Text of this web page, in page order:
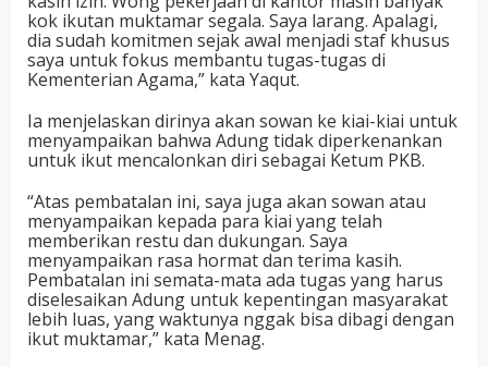
kok ikutan muktamar segala. Saya larang. Apalagi,
dia sudah komitmen sejak awal menjadi staf khusus
saya untuk fokus membantu tugas-tugas di
Kementerian Agama,” kata Yaqut.
Ia menjelaskan dirinya akan sowan ke kiai-kiai untuk
menyampaikan bahwa Adung tidak diperkenankan
untuk ikut mencalonkan diri sebagai Ketum PKB.
“Atas pembatalan ini, saya juga akan sowan atau
menyampaikan kepada para kiai yang telah
memberikan restu dan dukungan. Saya
menyampaikan rasa hormat dan terima kasih.
Pembatalan ini semata-mata ada tugas yang harus
diselesaikan Adung untuk kepentingan masyarakat
lebih luas, yang waktunya nggak bisa dibagi dengan
ikut muktamar,” kata Menag.